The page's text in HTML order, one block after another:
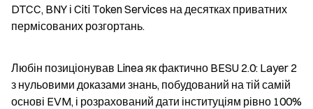
DTCC, BNY і Citi Token Services на десятках приватних
пермісованих розгортань.
Любін позиціонував Linea як фактично BESU 2.0: Layer 2
з нульовими доказами знань, побудований на тій самій
основі EVM, і розрахований дати інституціям рівно 100%